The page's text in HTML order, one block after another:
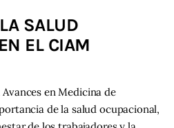
SALUD
EL CIAM
en Medicina de
de la salud ocupacional,